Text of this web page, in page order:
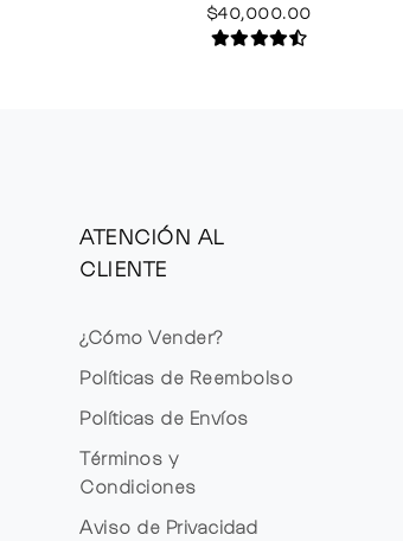
$40,000.00
ATENCIÓN AL
CLIENTE
¿Cómo Vender?
Políticas de Reembolso
Políticas de Envíos
Términos y
Condiciones
Aviso de Privacidad